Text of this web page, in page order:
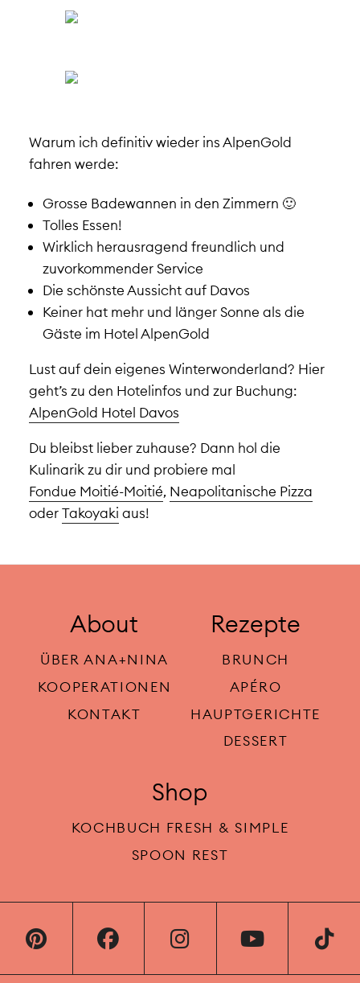
Warum ich definitiv wieder ins AlpenGold
fahren werde:
Grosse Badewannen in den Zimmern 🙂
Tolles Essen!
Wirklich herausragend freundlich und
zuvorkommender Service
Die schönste Aussicht auf Davos
Keiner hat mehr und länger Sonne als die
Gäste im Hotel AlpenGold
Lust auf dein eigenes Winterwonderland? Hier
geht’s zu den Hotelinfos und zur Buchung:
AlpenGold Hotel Davos
Du bleibst lieber zuhause? Dann hol die
Kulinarik zu dir und probiere mal
Fondue Moitié-Moitié, Neapolitanische Pizza
oderTakoyaki aus!
About
ÜBER ANA+NINA
KOOPERATIONEN
KONTAKT
Rezepte
BRUNCH
APÉRO
HAUPTGERICHTE
DESSERT
Shop
KOCHBUCH FRESH & SIMPLE
SPOON REST